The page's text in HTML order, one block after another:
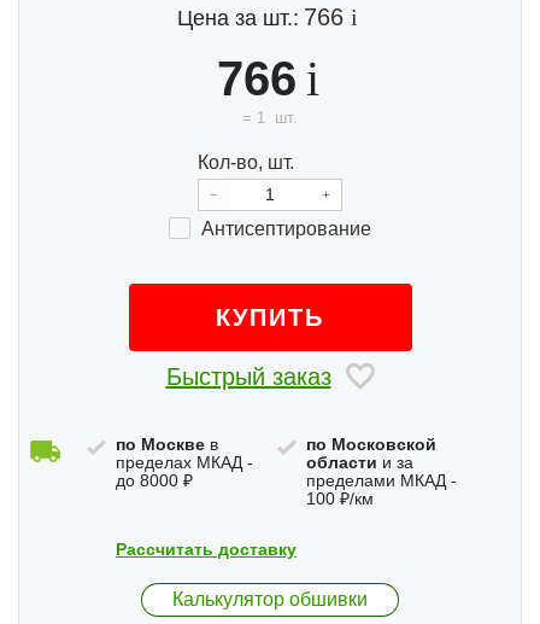
Цена за шт.: 766
766
= 1 шт.
Кол-во, шт.
Антисептирование
КУПИТЬ
Быстрый заказ
по Москве в
пределах МКАД -
до 8000 ₽
по Московской
области и за
пределами МКАД -
100 ₽/км
Рассчитать доставку
Калькулятор обшивки